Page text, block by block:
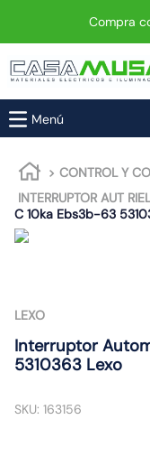
Compra
CONTROL Y
INTERRUPTOR AUT
C 10ka Ebs3b-63
LEXO
Interruptor
5310363 Lexo
SKU: 163156